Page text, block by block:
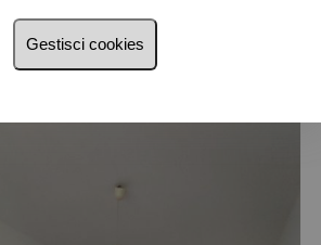
Gestisci cookies